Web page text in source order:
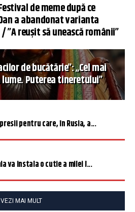
de meme după ce
a abandonat varianta
”A reușit să unească românii”
de bucătărie”: „Cel mai
Puterea tineretului”
pentru care, în Rusia, a...
va instala o cutie a milei î...
VEZI MAI MULT